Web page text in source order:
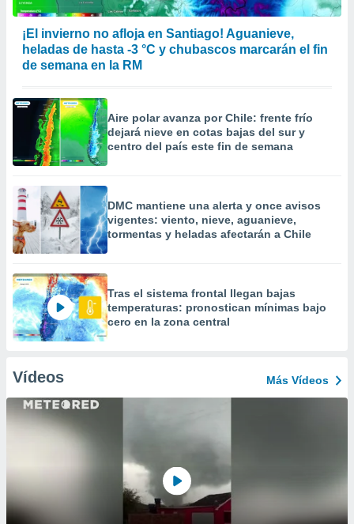
¡El invierno no afloja en Santiago! Aguanieve,
heladas de hasta -3 °C y chubascos marcarán el fin
de semana en la RM
Aire polar avanza por Chile: frente frío
dejará nieve en cotas bajas del sur y
centro del país este fin de semana
DMC mantiene una alerta y once avisos
vigentes: viento, nieve, aguanieve,
tormentas y heladas afectarán a Chile
Tras el sistema frontal llegan bajas
temperaturas: pronostican mínimas bajo
cero en la zona central
Vídeos Más Vídeos